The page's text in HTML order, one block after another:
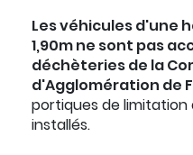
Les véhicules d'une
1,90m ne sont pas
déchèteries de la
d'Agglomération de
portiques de
installés.